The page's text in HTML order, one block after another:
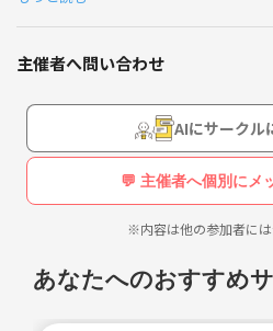
主催者へ問い合わせ
AIにサークル
💬 主催者へ個別にメ
※内容は他の参加者に
あなたへのおすすめ